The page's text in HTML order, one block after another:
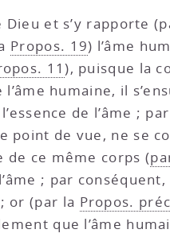
Dieu et s’y rapporte
Propos. 19) l’âme
11), puisque la
humaine, il
de l’âme ;
point de vue, ne se
ce même corps (
; par
or (par la Propos.
que l’âme